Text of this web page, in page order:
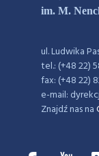
im. M.
ul. Ludwika
tel.: (+48 22)
fax: (+48 22)
e-mail:
Znajdź nas na